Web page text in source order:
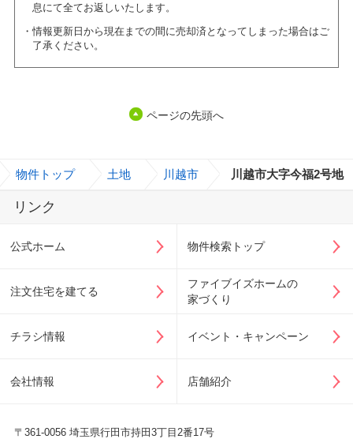
息にて全てお返しいたします。
情報更新日から現在までの間に売却済となってしまった場合はご
了承ください。
ページの先頭へ
物件トップ 土地 川越市 川越市大字今福2号地
リンク
公式ホーム 物件検索トップ
注文住宅を建てる
ファイブイズホームの
家づくり
チラシ情報 イベント・キャンペーン
会社情報 店舗紹介
〒361-0056 埼玉県行田市持田3丁目2番17号